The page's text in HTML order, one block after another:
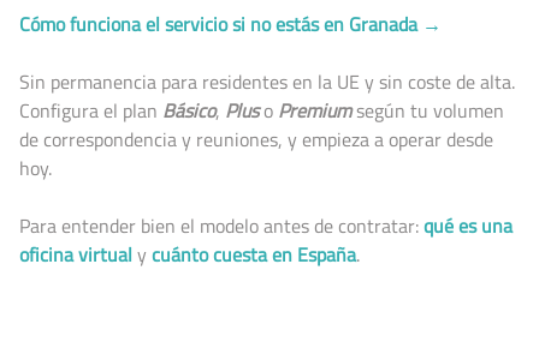
Cómo funciona el servicio si no estás en Granada →
Sin permanencia para residentes en la UE y sin coste de alta.
Configura el plan Básico, Pluso Premiumsegún tu volumen
de correspondencia y reuniones, y empieza a operar desde
hoy.
Para entender bien el modelo antes de contratar:qué es una
oficina virtual ycuánto cuesta en España.